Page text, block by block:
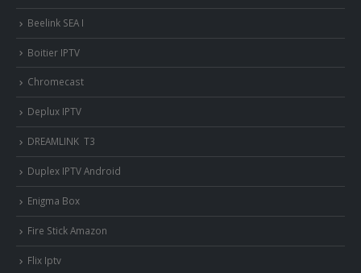
Beelink SEA I
Boitier IPTV
Chromecast
Deplux IPTV
DREAMLINK T3
Duplex IPTV Android
Enigma Box
Fire Stick Amazon
Flix Iptv